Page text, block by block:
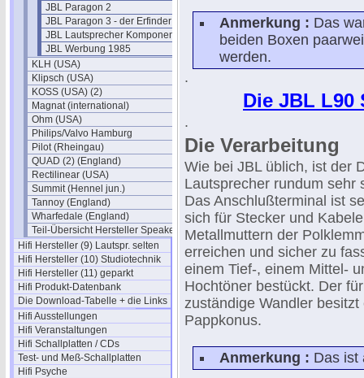
JBL Paragon 2
JBL Paragon 3 - der Erfinder
JBL Lautsprecher Komponenten
JBL Werbung 1985
KLH (USA)
Klipsch (USA)
KOSS (USA) (2)
Magnat (international)
Ohm (USA)
Philips/Valvo Hamburg
Pilot (Rheingau)
QUAD (2) (England)
Rectilinear (USA)
Summit (Hennel jun.)
Tannoy (England)
Wharfedale (England)
Teil-Übersicht Hersteller Speaker
Hifi Hersteller (9) Lautspr. selten
Hifi Hersteller (10) Studiotechnik
Hifi Hersteller (11) geparkt
Hifi Produkt-Datenbank
Die Download-Tabelle + die Links
Hifi Ausstellungen
Hifi Veranstaltungen
Hifi Schallplatten / CDs
Test- und Meß-Schallplatten
Hifi Psyche
Anmerkung : Das
beiden Boxen
werden.
.
Die JBL L90
.
Die Verarbeitung
Wie bei JBL üblich, ist der
Lautsprecher rundum sehr
Das Anschlußterminal ist
sich für Stecker und
Metallmuttern der
erreichen und sicher zu
einem Tief-, einem Mittel-
Hochtöner bestückt. Der
zuständige Wandler
Pappkonus.
Anmerkung : Das ist